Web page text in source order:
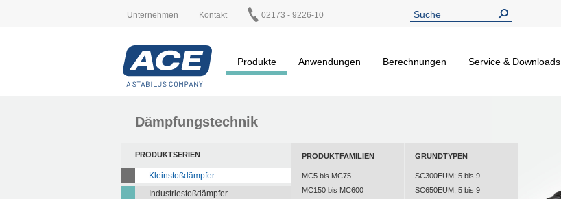
Unternehmen Kontakt 02173 - 9226-10
Produkte
Anwendungen Berechnungen Service & Downloads
Dämpfungstechnik
PRODUKTSERIEN
Kleinstoßdämpfer
Industriestoßdämpfer
PRODUKTFAMILIEN
MC5 bis MC75
MC150 bis MC600
GRUNDTYPEN
SC300EUM; 5 bis 9
SC650EUM; 5 bis 9